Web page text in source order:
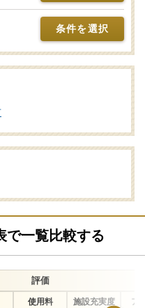
含めてサポートいたしま
場、参列者が集まりやすい
、まずはご相談ください。
場を近隣の斎場・葬儀場と
などの最新情報をチェック
の最適な斎場・葬儀場をご
条件を選択
で一覧比較する
評価
使用料 施設充実度 ア